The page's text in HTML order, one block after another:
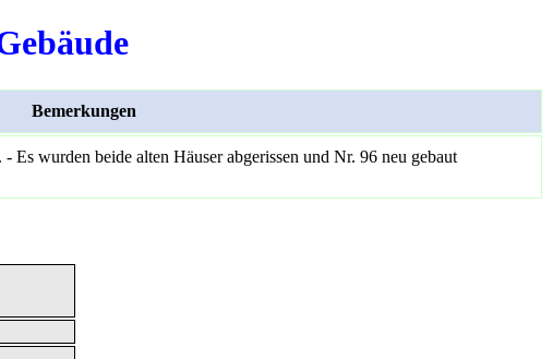
Bemerkungen
Es wurden beide alten Häuser abgerissen und Nr. 96 neu gebaut